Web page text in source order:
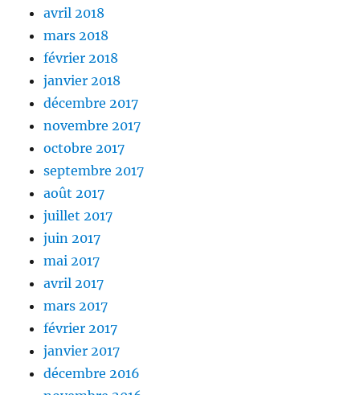
avril 2018
mars 2018
février 2018
janvier 2018
décembre 2017
novembre 2017
octobre 2017
septembre 2017
août 2017
juillet 2017
juin 2017
mai 2017
avril 2017
mars 2017
février 2017
janvier 2017
décembre 2016